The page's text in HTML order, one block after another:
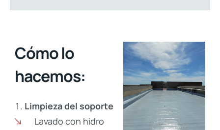
Cómo lo
hacemos:
Limpieza del soporte
Lavado con hidro